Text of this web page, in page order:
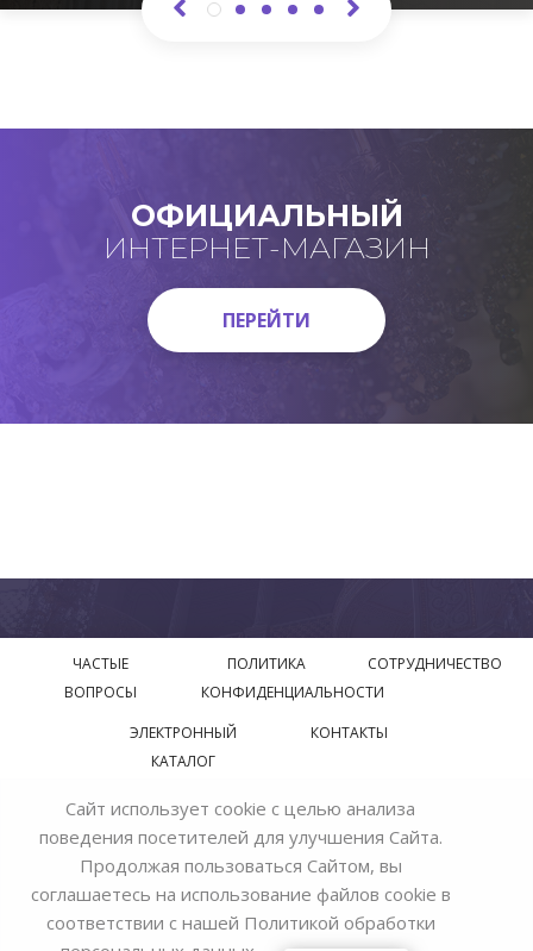
ОФИЦИАЛЬНЫЙ
ИНТЕРНЕТ-МАГАЗИН
ПЕРЕЙТИ
ПЕРЕЙТИ
ЧАСТЫЕ
ВОПРОСЫ
ПОЛИТИКА
КОНФИДЕНЦИАЛЬНОСТИ
СОТРУДНИЧЕСТВО
ЭЛЕКТРОННЫЙ
КАТАЛОГ
КОНТАКТЫ
© 2018—2026 Официальный сайт завода производителя
Bohemia Ivele Crystal
Сайт использует cookie с целью анализа
поведения посетителей для улучшения Сайта.
Продолжая пользоваться Сайтом, вы
соглашаетесь на использование файлов cookie в
соответствии с нашей Политикой обработки